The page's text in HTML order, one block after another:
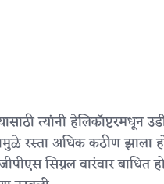
त्यांनी
रस्ता अधिक कठीण झाला
सिग्नल वारंवार